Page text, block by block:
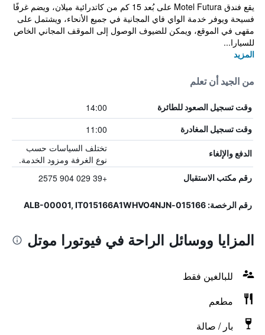
يقع فندق Motel Futura على بُعد 15 كم من كاتدرائية ميلان، ويضم غرفًا
فسيحة ويوفر خدمة الواي فاي المجانية في جميع الأنحاء، ويشتمل على
مقهى في الموقع، ويمكن للضيوف الوصول إلى الموقف المجاني الخاص
للسيارا...
المزيد
من الجيد أن تعلم
وقت تسجيل الصعود للطائرة 14:00
وقت تسجيل المغادرة 11:00
الدفع والإلغاء
تختلف السياسات حسب
نوع الغرفة ومزود الخدمة.
رقم مكتب الاستقبال +39 029 904 2575
رقم الرخصة: 015166-ALB-00001, IT015166A1WHVO4NJN
المزايا ووسائل الراحة في فيوتورا موتل
للبالغين فقط
مطعم
بار / صالة